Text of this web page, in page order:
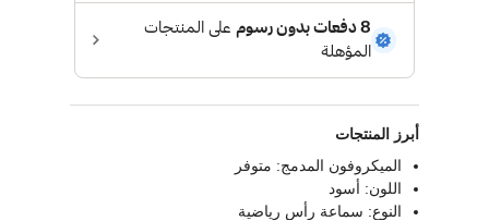
أبرز المنتجات
الميكروفون المدمج: متوفر
اللون: أسود
النوع: سماعة رأس رياضية